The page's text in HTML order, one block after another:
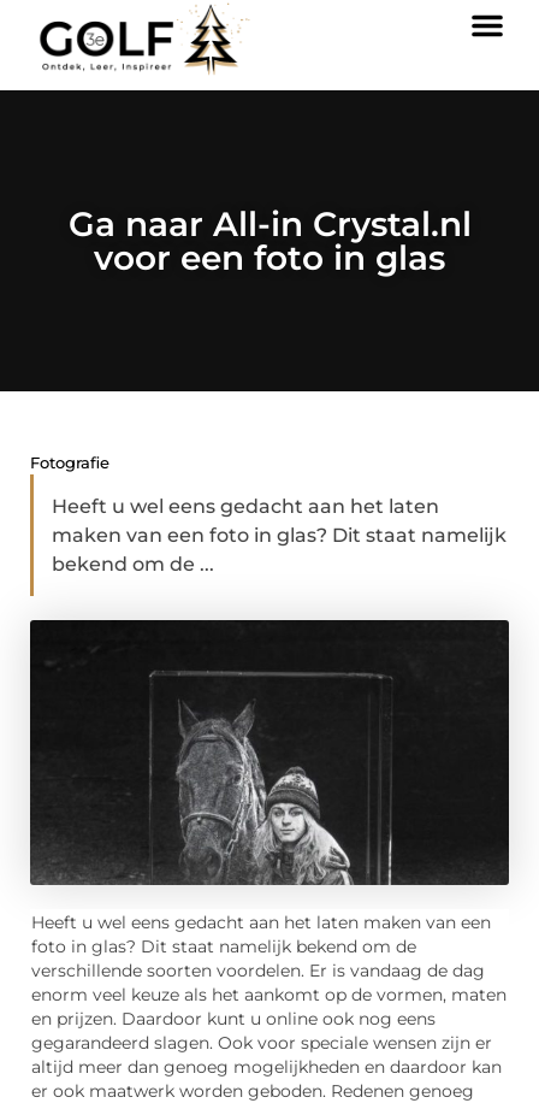
Ga naar All-in Crystal.nl
voor een foto in glas
Fotografie
Heeft u wel eens gedacht aan het laten
maken van een foto in glas? Dit staat namelijk
bekend om de ...
Heeft u wel eens gedacht aan het laten maken van een
foto in glas? Dit staat namelijk bekend om de
verschillende soorten voordelen. Er is vandaag de dag
enorm veel keuze als het aankomt op de vormen, maten
en prijzen. Daardoor kunt u online ook nog eens
gegarandeerd slagen. Ook voor speciale wensen zijn er
altijd meer dan genoeg mogelijkheden en daardoor kan
er ook maatwerk worden geboden. Redenen genoeg